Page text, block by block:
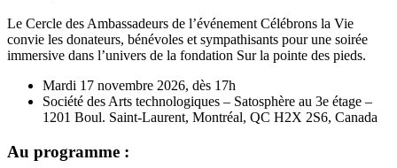
Le Cercle des Ambassadeurs de l’événement Célébrons la Vie
convie les donateurs, bénévoles et sympathisants pour une soirée
immersive dans l’univers de la fondation Sur la pointe des pieds.
Mardi 17 novembre 2026, dès 17h
Société des Arts technologiques – Satosphère au 3e étage –
1201 Boul. Saint-Laurent, Montréal, QC H2X 2S6, Canada
Au programme :